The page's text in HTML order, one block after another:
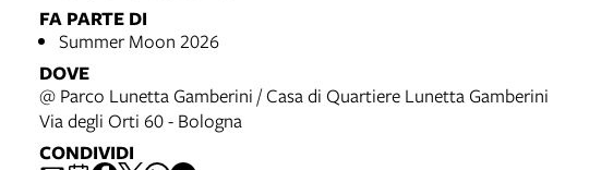
FA PARTE DI
Summer Moon 2026
DOVE
@ Parco Lunetta Gamberini / Casa di Quartiere Lunetta Gamberini
Via degli Orti 60 - Bologna
CONDIVIDI